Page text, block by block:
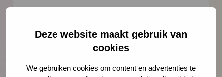
Deze website maakt gebruik van
cookies
We gebruiken cookies om content en advertenties te